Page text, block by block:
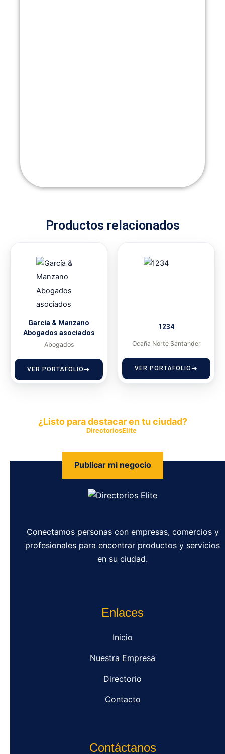
Productos relacionados
García & Manzano
Abogados asociados
Abogados
VER PORTAFOLIO
1234
Ocaña Norte Santander
VER PORTAFOLIO
¿Listo para destacar en tu ciudad?
DirectoriosElite
Publicar mi negocio
Conectamos personas con empresas, comercios y
profesionales para encontrar productos y servicios
en su ciudad.
Enlaces
Inicio
Nuestra Empresa
Directorio
Contacto
Contáctanos